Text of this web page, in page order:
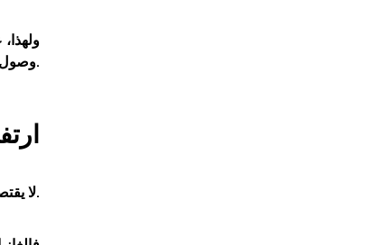
وصول الإمدادات، أو زيادة الطلب الأوروبي على الشحنات الفورية.
لا يقتصر تأثير صعود أسعار الغاز الطبيعي على أسواق الطاقة فقط، بل قد يمتد إلى مؤشرات التضخم في منطقة اليورو.